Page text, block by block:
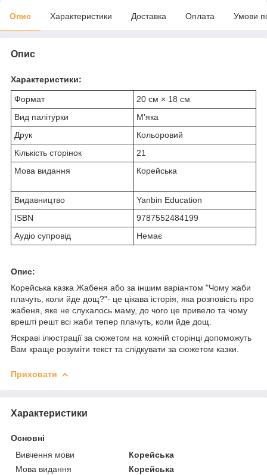
Опис Характеристики Доставка Оплата Умови
Опис
Характеристики:
Формат
20 см × 18 см
Вид палітурки
М'яка
Друк
Кольоровий
Кількість сторінок
21
Мова видання
Корейська
Видавництво
Yanbin Education
ISBN
9787552484199
Аудіо супровід
Немає
Опис:
Корейська казка Жабеня або за іншим варіантом "Чому жаби
плачуть, коли йде дощ?"- це цікава історія, яка розповість про
жабеня, яке не слухалось маму, до чого це привело та чому
врешті решт всі жаби тепер плачуть, коли йде дощ.
Яскраві ілюстрації за сюжетом на кожній сторінці допоможуть
Вам краще розуміти текст та слідкувати за сюжетом казки.
Приховати
Характеристики
Основні
Вивчення мови
Корейська
Мова видання
Корейська